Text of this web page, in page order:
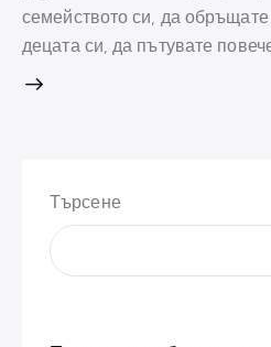
семейството си, да
децата си, да пътувате повече
Търсене